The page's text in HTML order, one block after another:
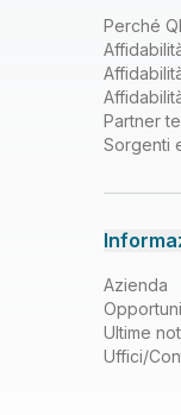
Perché
Partner
Sorgenti
Azienda
Ultime
Uffici/